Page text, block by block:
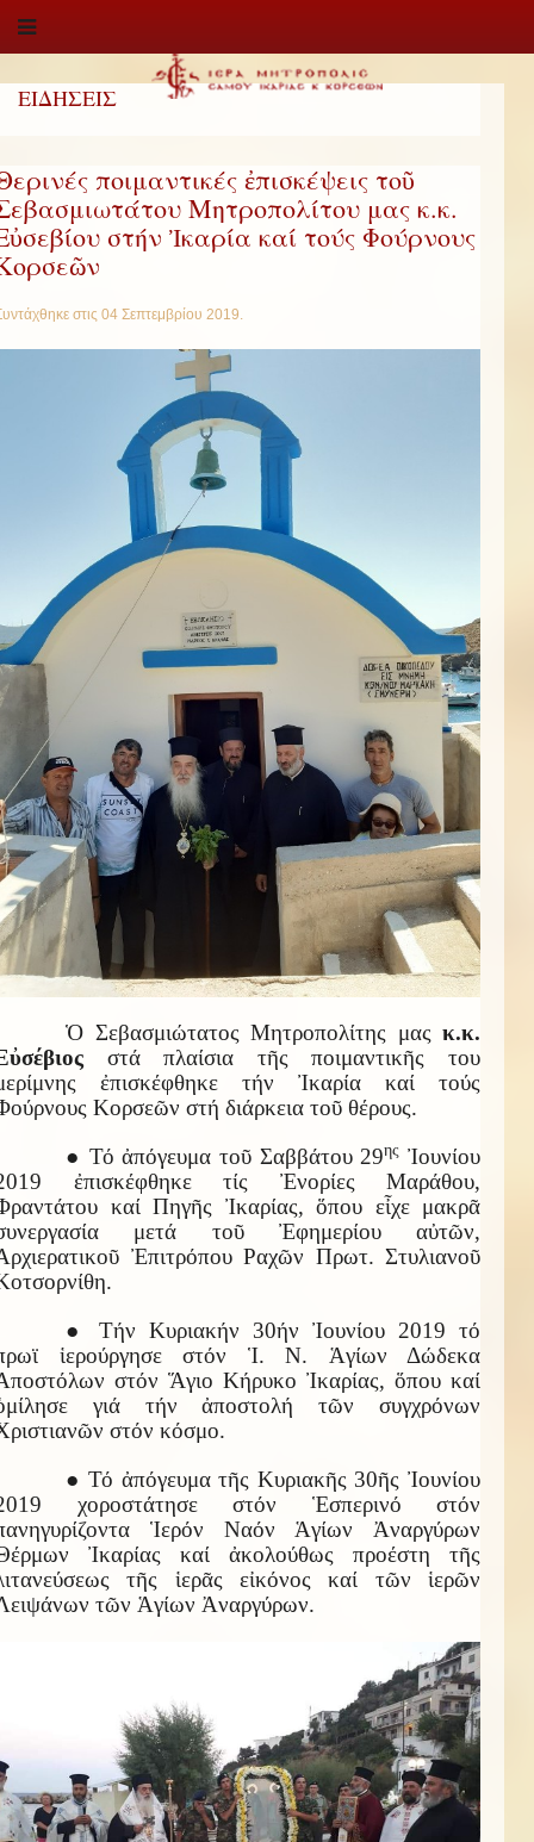
ΕΙΔΗΣΕΙΣ
ποιμαντικές ἐπισκέψεις τοῦ
Μητροπολίτου μας κ.κ.
στήν Ἰκαρία καί τούς Φούρνους
στις 04 Σεπτεμβρίου 2019.
Ὁ Σεβασμιώτατος Μητροπολίτης μας κ.κ.
στά πλαίσια τῆς ποιμαντικῆς του
ἐπισκέφθηκε τήν Ἰκαρία καί τούς
Κορσεῶν στή διάρκεια τοῦ θέρους.
● Τό ἀπόγευμα τοῦ Σαββάτου 29ης Ἰουνίου
ἐπισκέφθηκε τίς Ἐνορίες Μαράθου,
καί Πηγῆς Ἰκαρίας, ὅπου εἶχε μακρᾶ
μετά τοῦ Ἐφημερίου αὐτῶν,
Ἐπιτρόπου Ραχῶν Πρωτ. Στυλιανοῦ
● Τήν Κυριακήν 30ήν Ἰουνίου 2019 τό
ἱερούργησε στόν Ἱ. Ν. Ἁγίων Δώδεκα
στόν Ἅγιο Κήρυκο Ἰκαρίας, ὅπου καί
γιά τήν ἀποστολή τῶν συγχρόνων
στόν κόσμο.
● Τό ἀπόγευμα τῆς Κυριακῆς 30ῆς Ἰουνίου
χοροστάτησε στόν Ἑσπερινό στόν
Ἱερόν Ναόν Ἁγίων Ἀναργύρων
Ἰκαρίας καί ἀκολούθως προέστη τῆς
τῆς ἱερᾶς εἰκόνος καί τῶν ἱερῶν
τῶν Ἁγίων Ἀναργύρων.